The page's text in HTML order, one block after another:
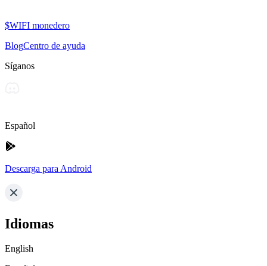
$WIFI monedero
BlogCentro de ayuda
Síganos
Español
Descarga para Android
Idiomas
English